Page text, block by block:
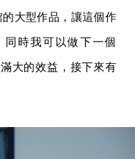
大型作品，讓這個作
時我可以做下一個
大的效益，接下來有